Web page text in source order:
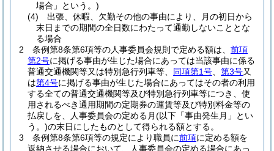
場合」という。)
(4)
出張、休暇、欠勤その他の事由により、月の初日から
末日までの期間の全日数にわたって通勤しないこととな
る場合
2
条例第8条第6項等の人事委員会規則で定める額は、 前項
第2号に掲げる事由が生じた場合にあっては当該事由に係る
普通交通機関等又は特別急行列車等、 同項第1号 第3号又
は第4号に掲げる事由が生じた場合にあってはその者の利用
する全ての普通交通機関等及び特別急行列車等につき、使
用されるべき通用期間の定期券の運賃等及び特別料金等の
払戻しを、人事委員会の定める月(以下「事由発生月」とい
う。)の末日にしたものとして得られる額とする。
3
条例第8条第6項等の規定により職員に前項に定める額を
返納させる場合において、人事委員会の定める場合にあっ